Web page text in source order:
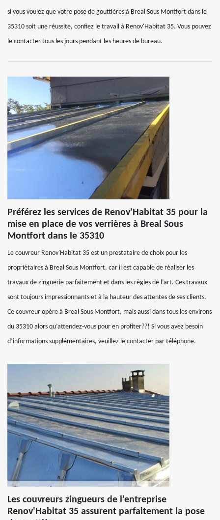
si vous voulez que votre pose de gouttières à Breal Sous Montfort dans le
35310 soit une réussite, confiez le travail à Renov'Habitat 35. Vous pouvez
le contacter tous les jours pendant les heures de bureau.
Préférez les services de Renov'Habitat 35 pour la
mise en place de vos verrières à Breal Sous
Montfort dans le 35310
Le couvreur Renov'Habitat 35 est un prestataire de choix pour les
propriétaires à Breal Sous Montfort, car il est capable de réaliser les
travaux de zinguerie parfaitement et dans les règles de l’art. Ces travaux
sont toujours impressionnants et à la hauteur des attentes de ses clients.
Ce couvreur opère à Breal Sous Montfort, mais aussi dans tous les environs
du 35310 alors qu’attendez-vous pour en profiter??! Si vous avez besoin
d’informations supplémentaires, veuillez le contacter par téléphone.
Les couvreurs zingueurs de l’entreprise
Renov'Habitat 35 assurent parfaitement la pose